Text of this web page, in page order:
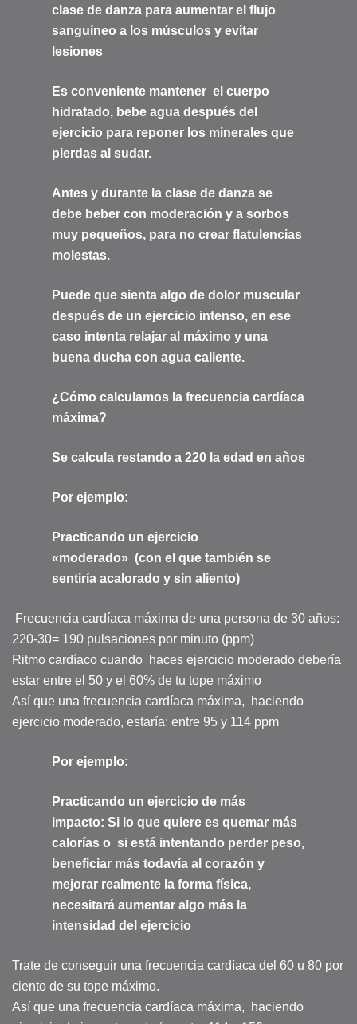
clase de danza para aumentar el flujo
sanguíneo a los músculos y evitar
lesiones
Es conveniente mantener el cuerpo
hidratado, bebe agua después del
ejercicio para reponer los minerales que
pierdas al sudar.
Antes y durante la clase de danza se
debe beber con moderación y a sorbos
muy pequeños, para no crear flatulencias
molestas.
Puede que sienta algo de dolor muscular
después de un ejercicio intenso, en ese
caso intenta relajar al máximo y una
buena ducha con agua caliente.
¿Cómo calculamos la frecuencia cardíaca
máxima?
Se calcula restando a 220 la edad en años
Por ejemplo:
Practicando un ejercicio
«moderado» (con el que también se
sentiría acalorado y sin aliento)
Frecuencia cardíaca máxima de una persona de 30 años:
220-30= 190 pulsaciones por minuto (ppm)
Ritmo cardíaco cuando haces ejercicio moderado debería
estar entre el 50 y el 60% de tu tope máximo
Así que una frecuencia cardíaca máxima, haciendo
ejercicio moderado, estaría: entre 95 y 114 ppm
Por ejemplo:
Practicando un ejercicio de más
impacto: Si lo que quiere es quemar más
calorías o si está intentando perder peso,
beneficiar más todavía al corazón y
mejorar realmente la forma física,
necesitará aumentar algo más la
intensidad del ejercicio
Trate de conseguir una frecuencia cardíaca del 60 u 80 por
ciento de su tope máximo.
Así que una frecuencia cardíaca máxima, haciendo